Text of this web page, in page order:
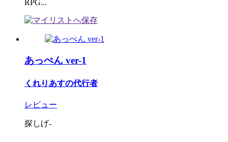
RPG...
あっぺん ver-1
くれりあすの代行者
レビュー
探しげ-